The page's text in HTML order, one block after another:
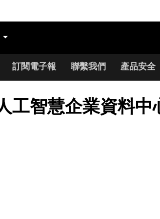
訂閱電子報 聯繫我們 產品安全
工智慧企業資料中